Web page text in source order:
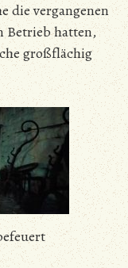
die vergangenen
Betrieb hatten,
großflächig